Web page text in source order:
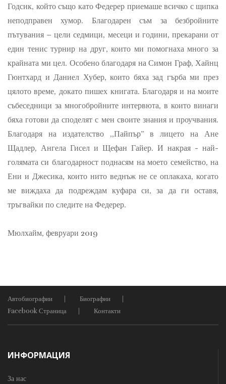
Годсик, който също като Федерер приемаше всичко с щипка
неподправен хумор. Благодарен съм за безбройните
пътувания – цели седмици, месеци и години, прекарани от
един тенис турнир на друг, които ми помогнаха много за
крайната ми цел. Особено благодаря на Симон Граф, Хайнц
Гюнтхард и Даниел Хубер, които бяха зад гърба ми през
цялото време, докато пишех книгата. Благодаря и на моите
събеседници за многобройните интервюта, в които винаги
бяха готови да споделят с мен своите знания и проучвания.
Благодаря на издателство ,,Пайпър” в лицето на Ане
Щадлер, Ангела Гисел и Щефан Гайер. И накрая - най-
голямата си благодарност поднасям на моето семейство, на
Ени и Джесика, които нито веднъж не се оплакаха, когато
ме виждаха да подреждам куфара си, за да ги оставя,
тръгвайки по следите на Федерер.
Мюлхайм, февруари 2019
Автобиографии
Биографии
Facebook Страница
Контакти
ИНФОРМАЦИЯ
За нас